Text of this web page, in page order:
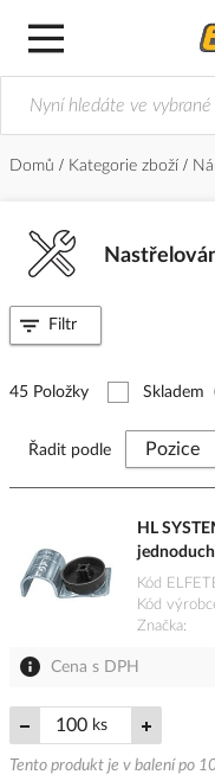
Domů Kategorie zboží
45 Položky Skladem
Řadit podle
HL
Kód
Kód
Značka
Cena s DPH
ks
Tento produkt je v balení po
Filtr